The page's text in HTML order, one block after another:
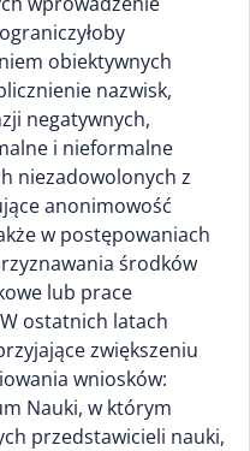
obiektywnych
nazwisk,
negatywnych,
i nieformalne
niezadowolonych z
anonimowość
w postępowaniach
środków
lub prace
ostatnich latach
zwiększeniu
wniosków:
Nauki, w którym
przedstawicieli nauki,